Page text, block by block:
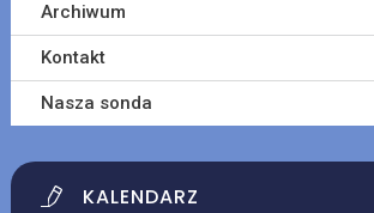
Archiwum
Kontakt
Nasza sonda
KALENDARZ